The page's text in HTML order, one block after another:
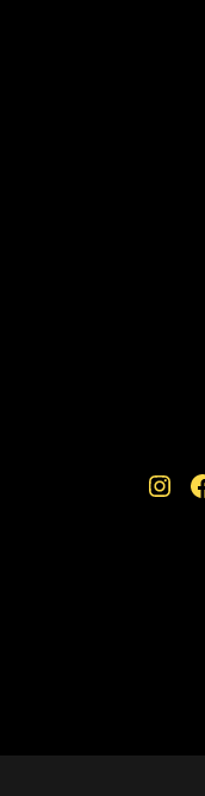
Instagram Facebook